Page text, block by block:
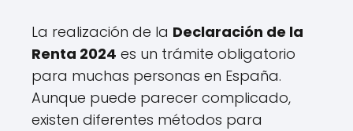
La realización de la Declaración de la
Renta 2024 es un trámite obligatorio
para muchas personas en España.
Aunque puede parecer complicado,
existen diferentes métodos para